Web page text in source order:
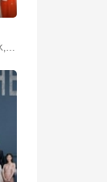
陈小春,马浚伟,刘乔方,梁小冰,徐濠萦,陈少霞,邝文珣,王伟,冯晓文,夏韶声,谷峰,鲍方